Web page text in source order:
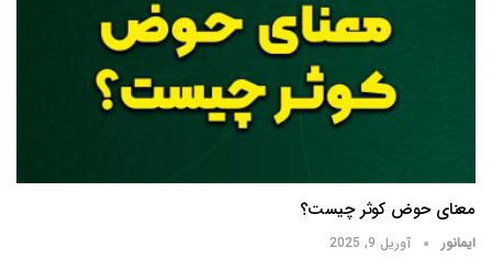
معنای حوض کوثر چیست؟
ایمانور آوریل 9, 2025